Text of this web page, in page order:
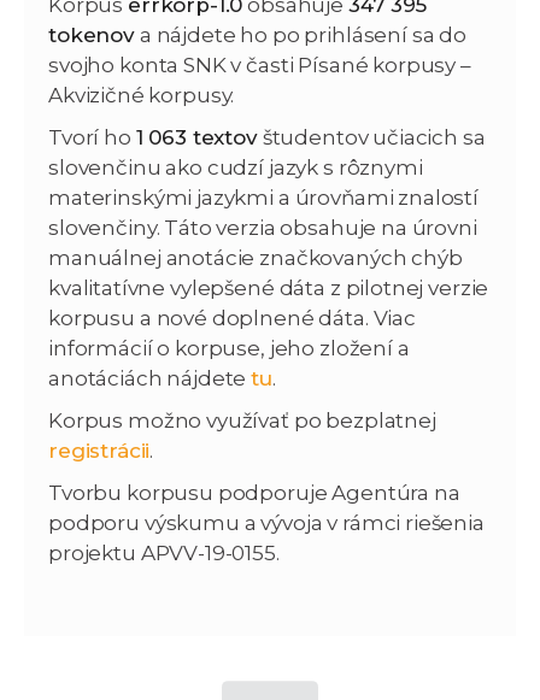
tokenova nájdete ho po prihlásení sa do
svojho konta SNK v časti Písané korpusy –
Akvizičné korpusy.
Tvorí ho 1 063 textovštudentov učiacich sa
slovenčinu ako cudzí jazyk s rôznymi
materinskými jazykmi a úrovňami znalostí
slovenčiny. Táto verzia obsahuje na úrovni
manuálnej anotácie značkovaných chýb
kvalitatívne vylepšené dáta z pilotnej verzie
korpusu a nové doplnené dáta. Viac
informácií o korpuse, jeho zložení a
anotáciách nájdetetu.
Korpus možno využívať po bezplatnej
registrácii.
Tvorbu korpusu podporuje Agentúra na
podporu výskumu a vývoja v rámci riešenia
projektu APVV-19-0155.